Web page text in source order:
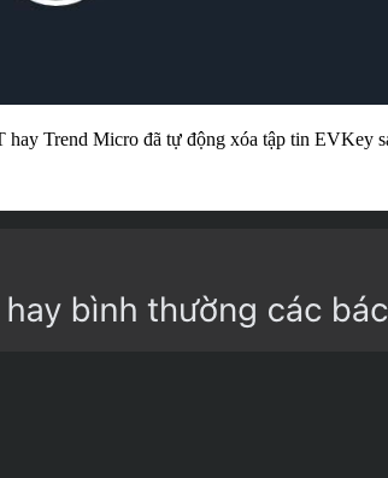
Trend Micro đã tự động xóa tập tin EVKey